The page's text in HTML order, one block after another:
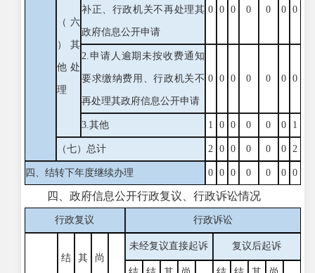
（六
）其
他处
理
补正、行政机关不再处理其
政府信息公开申请
0 0 0 0 0 0 0
2.申请人逾期未按收费通知
要求缴纳费用、行政机关不
再处理其政府信息公开申请
0 0 0 0 0 0 0
3.其他 1 0 0 0 0 0 1
（七）总计 2 0 0 0 0 0 2
四、结转下年度继续办理 0 0 0 0 0 0 0
四、政府信息公开行政复议、行政诉讼情况
行政复议 行政诉讼
结 其 尚
未经复议直接起诉 复议后起诉